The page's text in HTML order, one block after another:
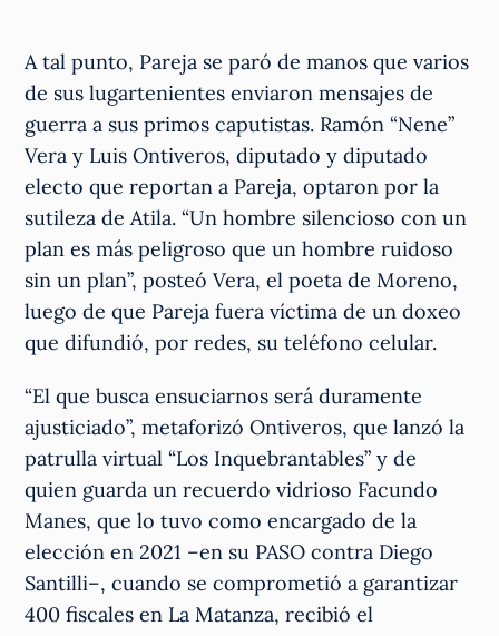
A tal punto, Pareja se paró de manos que varios
de sus lugartenientes enviaron mensajes de
guerra a sus primos caputistas. Ramón “Nene”
Vera y Luis Ontiveros, diputado y diputado
electo que reportan a Pareja, optaron por la
sutileza de Atila. “Un hombre silencioso con un
plan es más peligroso que un hombre ruidoso
sin un plan”, posteó Vera, el poeta de Moreno,
luego de que Pareja fuera víctima de un doxeo
que difundió, por redes, su teléfono celular.
“El que busca ensuciarnos será duramente
ajusticiado”, metaforizó Ontiveros, que lanzó la
patrulla virtual “Los Inquebrantables” y de
quien guarda un recuerdo vidrioso Facundo
Manes, que lo tuvo como encargado de la
elección en 2021 –en su PASO contra Diego
Santilli–, cuando se comprometió a garantizar
400 fiscales en La Matanza, recibió el